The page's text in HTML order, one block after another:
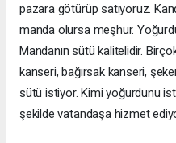
pazara götürüp satıyoruz.
manda olursa meşhur.
Mandanın sütü kalitelidir.
kanseri, bağırsak kanseri,
sütü istiyor. Kimi yoğurdunu
şekilde vatandaşa hizmet